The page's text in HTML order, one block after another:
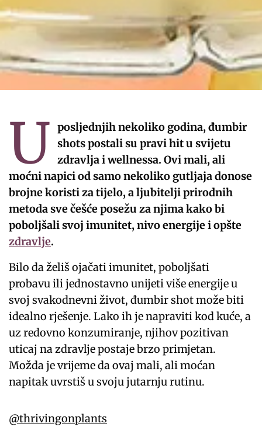
U posljednjih nekoliko godina, đumbir
shots postali su pravi hit u svijetu
zdravlja i wellnessa. Ovi mali, ali
moćni napici od samo nekoliko gutljaja donose
brojne koristi za tijelo, a ljubitelji prirodnih
metoda sve češće posežu za njima kako bi
poboljšali svoj imunitet, nivo energije i opšte
zdravlje.
Bilo da želiš ojačati imunitet, poboljšati
probavu ili jednostavno unijeti više energije u
svoj svakodnevni život, đumbir shot može biti
idealno rješenje. Lako ih je napraviti kod kuće, a
uz redovno konzumiranje, njihov pozitivan
uticaj na zdravlje postaje brzo primjetan.
Možda je vrijeme da ovaj mali, ali moćan
napitak uvrstiš u svoju jutarnju rutinu.
@thrivingonplants